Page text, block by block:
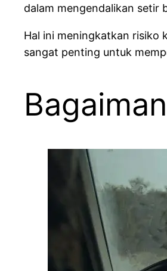
dalam mengendalikan setir
Hal ini meningkatkan risiko
sangat penting untuk